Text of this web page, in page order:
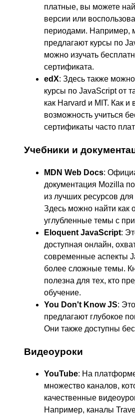
платные, вы можете
версии или
периодами. Например,
предлагают курсы по
можно изучать
сертификата.
edX: Здесь также
курсы по JavaScript от
как Harvard и MIT. Как и
возможность учиться
сертификаты часто
Учебники и
MDN Web Docs:
документация Mozilla
из лучших ресурсов
Здесь можно найти как
углубленные темы с
Eloquent JavaScript:
доступная онлайн,
современные аспекты
более сложные темы.
полезна для тех, кто
обучение.
You Don't Know JS:
предлагают глубокое
Они также доступны
Видеоуроки
YouTube: На
множество каналов,
качественные
Например, каналы